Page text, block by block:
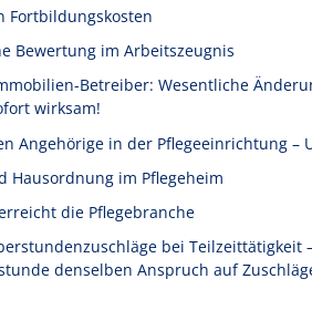
Fortbildungskosten
Bewertung im Arbeitszeugnis
Betreiber: Wesentliche
wirksam!
Angehörige in der Pflegeeinrichtung –
Hausordnung im Pflegeheim
die Pflegebranche
bei Teilzeittätigkeit
denselben Anspruch auf